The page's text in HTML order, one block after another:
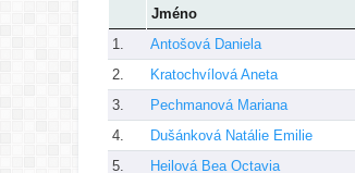
Jméno
1.
Antošová Daniela
2.
Kratochvílová Aneta
3.
Pechmanová Mariana
4.
Dušánková Natálie Emilie
5.
Heilová Bea Octavia